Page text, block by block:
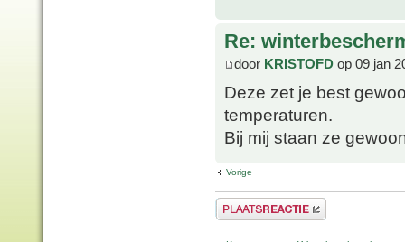
Re:
door KRISTOFD op 09 jan
Deze zet je best
temperaturen.
Bij mij staan ze
Vorige
Plaats een reactie